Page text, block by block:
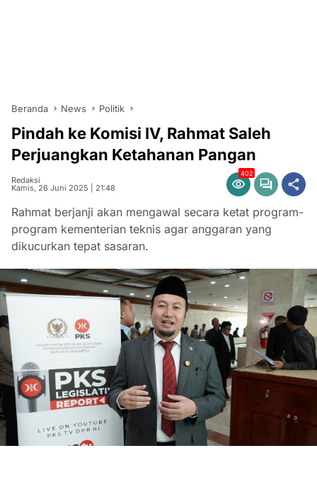
Beranda News Politik
Pindah ke Komisi IV, Rahmat Saleh
Perjuangkan Ketahanan Pangan
Redaksi
Kamis, 26 Juni 2025 | 21:48
402
Rahmat berjanji akan mengawal secara ketat program-
program kementerian teknis agar anggaran yang
dikucurkan tepat sasaran.